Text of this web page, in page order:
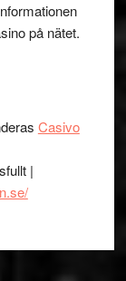
på nätet.
Casivo
|